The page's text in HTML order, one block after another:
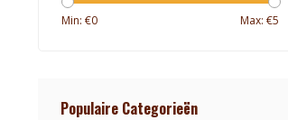
Min: €0 Max: €5
Populaire Categorieën